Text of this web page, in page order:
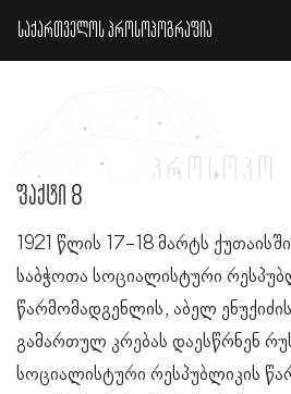
საქართველოს პროსოპოგრაფია
ფაქტი 8
1921 წლის 17-18 მარტს
საბჭოთა სოციალისტური
წარმომადგენლის, აბელ
გამართულ კრებას დაესწრნენ
სოციალისტური რესპუბლიკის